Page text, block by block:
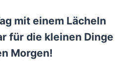
mit einem Lächeln
für die kleinen Dinge
Morgen!